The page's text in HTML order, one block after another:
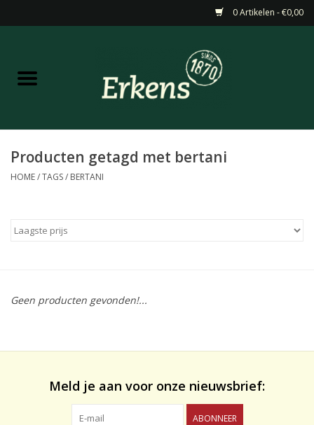
0 Artikelen - €0,00
Home
Barneveldse specialiteiten
Gedistilleerd &
Producten getagd met bertani
HOME/TAGS/ BERTANI
Geen producten gevonden!...
Meld je aan voor onze nieuwsbrief:
ABONNEER